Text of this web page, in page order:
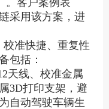
。客户案例表
采用该方案，进
校准快捷、重复性
包括：
天线、校准金属
3D打印支架，避
自动驾驶车辆生